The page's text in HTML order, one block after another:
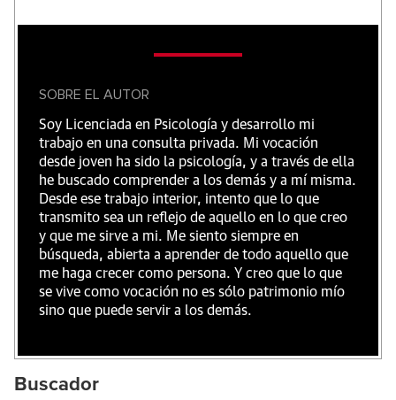
SOBRE EL AUTOR
Soy Licenciada en Psicología y desarrollo mi
trabajo en una consulta privada. Mi vocación
desde joven ha sido la psicología, y a través de ella
he buscado comprender a los demás y a mí misma.
Desde ese trabajo interior, intento que lo que
transmito sea un reflejo de aquello en lo que creo
y que me sirve a mi. Me siento siempre en
búsqueda, abierta a aprender de todo aquello que
me haga crecer como persona. Y creo que lo que
se vive como vocación no es sólo patrimonio mío
sino que puede servir a los demás.
Buscador